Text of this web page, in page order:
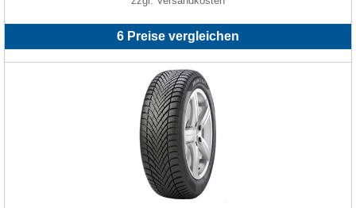
6 Preise vergleichen